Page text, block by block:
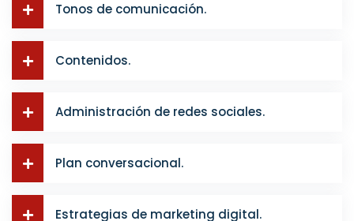
Tonos de comunicación.
Contenidos.
Administración de redes sociales.
Plan conversacional.
Estrategias de marketing digital.